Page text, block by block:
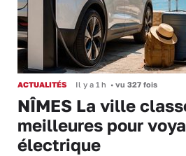
ACTUALITÉS Il y a 1 h • vu 327 fois
NÎMES La ville
meilleures pour
électrique